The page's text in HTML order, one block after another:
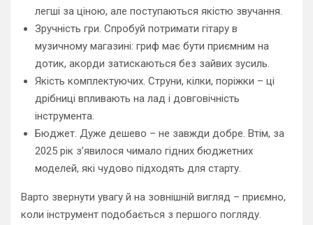
легші за ціною, але поступаються якістю звучання.
Зручність гри. Спробуй потримати гітару в
музичному магазині: гриф має бути приємним на
дотик, акорди затискаються без зайвих зусиль.
Якість комплектуючих. Струни, кілки, поріжки – ці
дрібниці впливають на лад і довговічність
інструмента.
Бюджет. Дуже дешево – не завжди добре. Втім, за
2025 рік з’явилося чимало гідних бюджетних
моделей, які чудово підходять для старту.
Варто звернути увагу й на зовнішній вигляд – приємно,
коли інструмент подобається з першого погляду.